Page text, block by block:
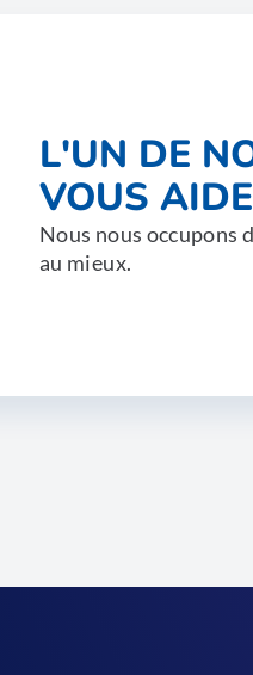
L'UN DE
VOUS
Nous nous occupons
au mieux.